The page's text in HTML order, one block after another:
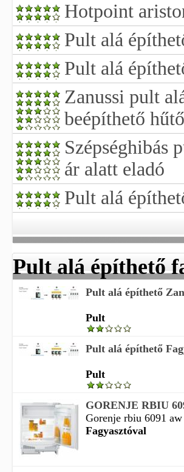
Hotpoint
Pult alá
Pult alá
Zanussi pult
beépíthető
Szépséghibás
ár alatt eladó
Pult alá
Pult alá építhető
Pult alá építhető
Pult
Pult alá építhető
Pult
GORENJE RBIU
Gorenje rbiu 6091
Fagyasztóval